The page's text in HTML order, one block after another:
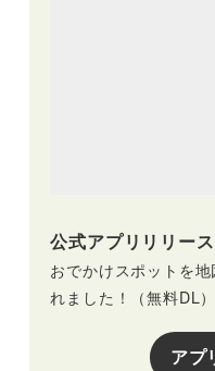
公式アプリリリース
おでかけスポットを
れました！（無料DL）
アプ